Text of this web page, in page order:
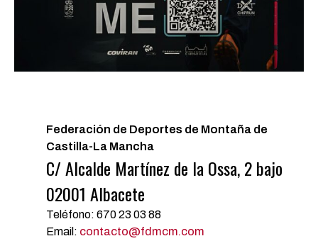
Federación de Deportes de Montaña de
Castilla-La Mancha
C/ Alcalde Martínez de la Ossa, 2 bajo
02001 Albacete
Teléfono: 670 23 03 88
Email: contacto@fdmcm.com